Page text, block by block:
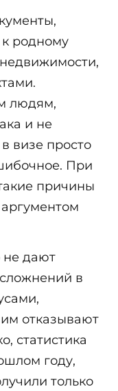
родному
людям,
и не
визе просто
При
причины
не дают
в
отказывают
статистика
году,
только